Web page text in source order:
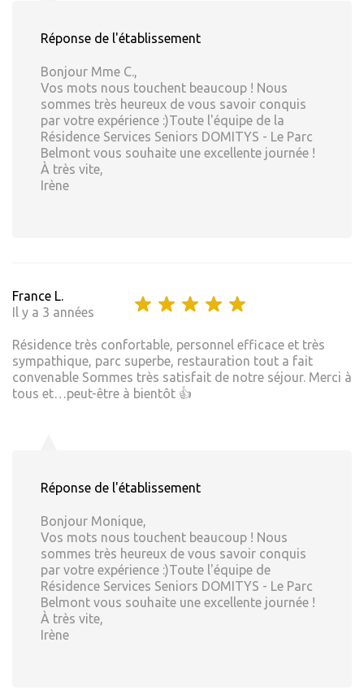
Réponse de l'établissement
Bonjour Mme C.,
Vos mots nous touchent beaucoup ! Nous
sommes très heureux de vous savoir conquis
par votre expérience :)Toute l'équipe de la
Résidence Services Seniors DOMITYS - Le Parc
Belmont vous souhaite une excellente journée !
À très vite,
Irène
France L.
Il y a 3 années
Résidence très confortable, personnel efficace et très
sympathique, parc superbe, restauration tout a fait
convenable Sommes très satisfait de notre séjour. Merci à
tous et…peut-être à bientôt 👍
Réponse de l'établissement
Bonjour Monique,
Vos mots nous touchent beaucoup ! Nous
sommes très heureux de vous savoir conquis
par votre expérience :)Toute l'équipe de
Résidence Services Seniors DOMITYS - Le Parc
Belmont vous souhaite une excellente journée !
À très vite,
Irène